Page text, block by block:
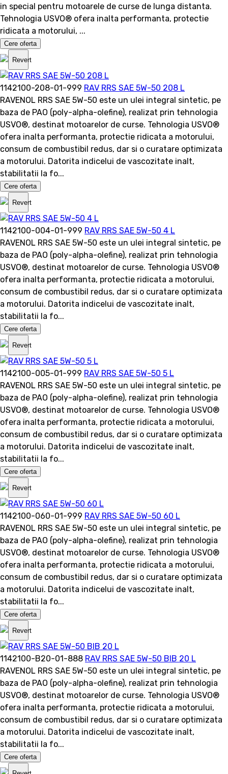
in special pentru motoarele de curse de lunga distanta.
Tehnologia USVO® ofera inalta performanta, protectie
ridicata a motorului, ...
Cere oferta
Revert
1142100-208-01-999 RAV RRS SAE 5W-50 208 L
RAVENOL RRS SAE 5W-50 este un ulei integral sintetic, pe
baza de PAO (poly-alpha-olefine), realizat prin tehnologia
USVO®, destinat motoarelor de curse. Tehnologia USVO®
ofera inalta performanta, protectie ridicata a motorului,
consum de combustibil redus, dar si o curatare optimizata
a motorului. Datorita indicelui de vascozitate inalt,
stabilitatii la fo...
Cere oferta
Revert
1142100-004-01-999 RAV RRS SAE 5W-50 4 L
RAVENOL RRS SAE 5W-50 este un ulei integral sintetic, pe
baza de PAO (poly-alpha-olefine), realizat prin tehnologia
USVO®, destinat motoarelor de curse. Tehnologia USVO®
ofera inalta performanta, protectie ridicata a motorului,
consum de combustibil redus, dar si o curatare optimizata
a motorului. Datorita indicelui de vascozitate inalt,
stabilitatii la fo...
Cere oferta
Revert
1142100-005-01-999 RAV RRS SAE 5W-50 5 L
RAVENOL RRS SAE 5W-50 este un ulei integral sintetic, pe
baza de PAO (poly-alpha-olefine), realizat prin tehnologia
USVO®, destinat motoarelor de curse. Tehnologia USVO®
ofera inalta performanta, protectie ridicata a motorului,
consum de combustibil redus, dar si o curatare optimizata
a motorului. Datorita indicelui de vascozitate inalt,
stabilitatii la fo...
Cere oferta
Revert
1142100-060-01-999 RAV RRS SAE 5W-50 60 L
RAVENOL RRS SAE 5W-50 este un ulei integral sintetic, pe
baza de PAO (poly-alpha-olefine), realizat prin tehnologia
USVO®, destinat motoarelor de curse. Tehnologia USVO®
ofera inalta performanta, protectie ridicata a motorului,
consum de combustibil redus, dar si o curatare optimizata
a motorului. Datorita indicelui de vascozitate inalt,
stabilitatii la fo...
Cere oferta
Revert
1142100-B20-01-888 RAV RRS SAE 5W-50 BIB 20 L
RAVENOL RRS SAE 5W-50 este un ulei integral sintetic, pe
baza de PAO (poly-alpha-olefine), realizat prin tehnologia
USVO®, destinat motoarelor de curse. Tehnologia USVO®
ofera inalta performanta, protectie ridicata a motorului,
consum de combustibil redus, dar si o curatare optimizata
a motorului. Datorita indicelui de vascozitate inalt,
stabilitatii la fo...
Cere oferta